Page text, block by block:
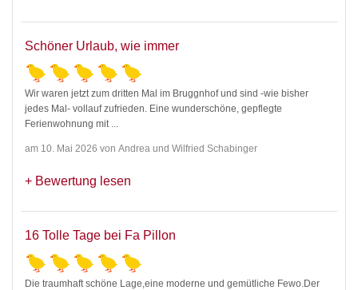
Schöner Urlaub, wie immer
Wir waren jetzt zum dritten Mal im Bruggnhof und sind -wie bisher
jedes Mal- vollauf zufrieden. Eine wunderschöne, gepflegte
Ferienwohnung mit ...
am 10. Mai 2026 von Andrea und Wilfried Schabinger
Bewertung lesen
16 Tolle Tage bei Fa Pillon
Die traumhaft schöne Lage,eine moderne und gemütliche Fewo.Der